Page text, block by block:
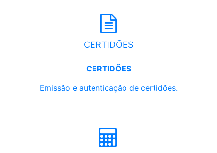
CERTIDÕES
CERTIDÕES
Emissão e autenticação de certidões.